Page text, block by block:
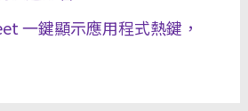
一鍵顯示應用程式熱鍵，